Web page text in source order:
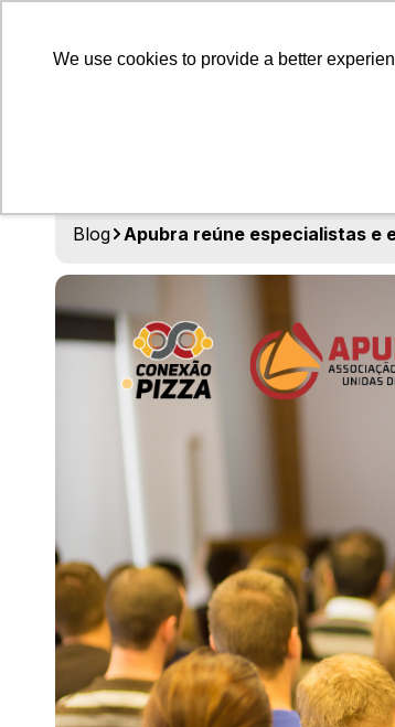
We use cookies to provide a better
Blog Apubra reúne especialistas e